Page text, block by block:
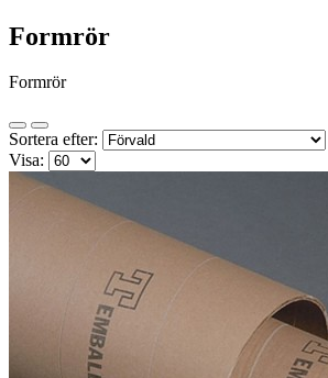
Formrör
Formrör
Sortera efter:
Visa: